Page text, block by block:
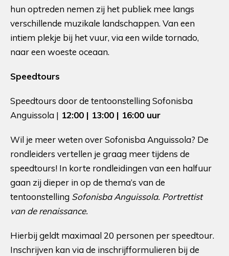
hun optreden nemen zij het publiek mee langs
verschillende muzikale landschappen. Van een
intiem plekje bij het vuur, via een wilde tornado,
naar een woeste oceaan.
Speedtours
Speedtours door de tentoonstelling Sofonisba
Anguissola | 12:00 | 13:00 | 16:00 uur
Wil je meer weten over Sofonisba Anguissola? De
rondleiders vertellen je graag meer tijdens de
speedtours! In korte rondleidingen van een halfuur
gaan zij dieper in op de thema’s van de
tentoonstelling Sofonisba Anguissola. Portrettist
van de renaissance.
Hierbij geldt maximaal 20 personen per speedtour.
Inschrijven kan via de inschrijfformulieren bij de